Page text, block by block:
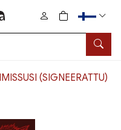
Hae
0
tuotetta
(SIGNEERATTU)